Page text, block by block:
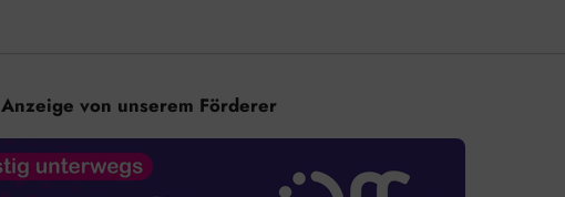
Anzeige von unserem Förderer